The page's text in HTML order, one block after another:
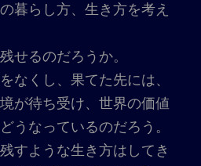
暮らし方、生き方を考え
せるのだろうか。
なくし、果てた先には、
が待ち受け、世界の価値
うなっているのだろう。
すような生き方はしてき